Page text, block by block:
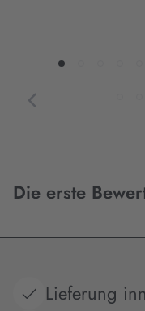
Die erste
Lieferung